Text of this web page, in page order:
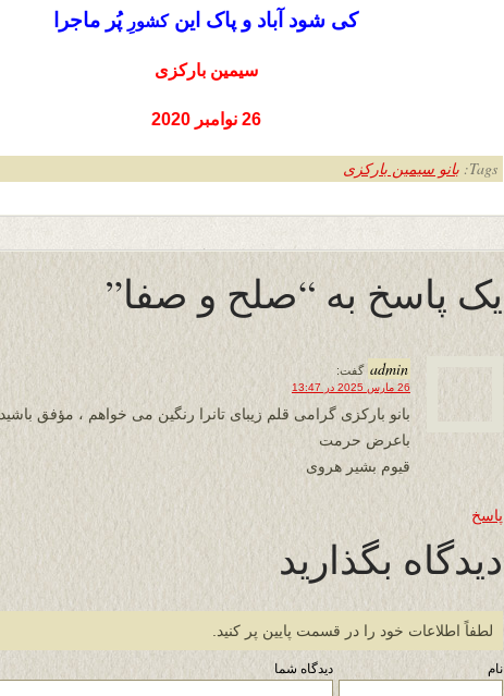
کی شود آباد و پاک اینکشورِ پُر ماجرا
سیمین بارکزی
26 نوامبر 2020
Tags: بانو سیمین بارکزی
یک پاسخ به “صلح و صفا”
admin گفت:
26 مارس 2025 در 13:47
بانو بارکزی گرامی قلم زیبای تانرا رنگین می خواهم ، مؤفق باشید.
باعرض حرمت
قیوم بشیر هروی
پاسخ
دیدگاه بگذارید
لطفاً اطلاعات خود را در قسمت پایین پر کنید.
نام دیدگاه شما